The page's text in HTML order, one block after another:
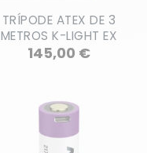
TRÍPODE ATEX DE 3
METROS K-LIGHT EX
145,00 €Precio